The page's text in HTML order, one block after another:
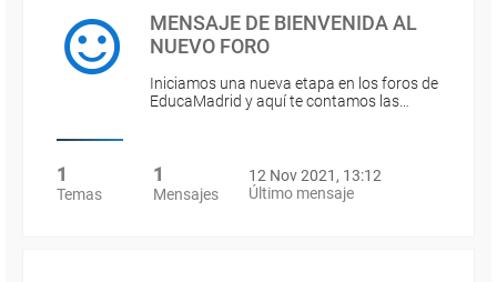
MENSAJE DE BIENVENIDA AL
NUEVO FORO
Iniciamos una nueva etapa en los foros de
EducaMadrid y aquí te contamos las…
1
Temas
1
Mensajes
12 Nov 2021, 13:12
Último mensaje